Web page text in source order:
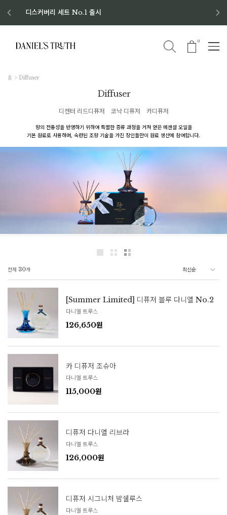
디스커버리 세트 No.1 출시
8월 이벤트 혜택
8월 증정품
신규회원 가입 혜택
0
홈 Diffuser
Diffuser
디켄터 리드디퓨저 코냑 디퓨저 카디퓨저
향의 전통성을 반영하기 위하여 특별한 증류 과정을 거쳐 얻은 에센셜 오일을
기본 원료로 사용하며, 숙련된 조향 기술을 가진 장인들만이 원료 생산에 참여합니다.
전체 30개
[Summer Limited] 디퓨저 블루 다니엘 No.2
다니엘 트루스
126,650원
카 디퓨저 조슈아
다니엘 트루스
115,000원
디퓨저 다니엘 리브라
다니엘 트루스
126,000원
디퓨저 시그니처 밤쉘루스
다니엘 트루스